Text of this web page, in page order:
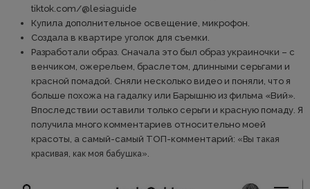
tiktok.com/@lesiaguide
Купила дополнительное освещение, микрофон.
Создала в квартире уголок для съемки.
Разработали образ. Сначала это был образ украиночки – с
венчиком, ожерельем, браслетом, длинными серьгами и
красной помадой. Сняли несколько видео и поняли, что я
больше похожа на гадалку или Барышню из фильма «Вий».
Впоследствии оставили только серьги и красную помаду. Я
получила много комментариев относительно моей
красоты, а самый-самый ТОП-комментарий: «Вы такая
красивая, как моя бабушка»